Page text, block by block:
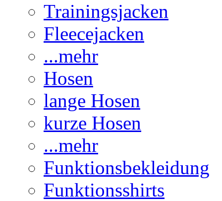
Trainingsjacken
Fleecejacken
...mehr
Hosen
lange Hosen
kurze Hosen
...mehr
Funktionsbekleidung
Funktionsshirts